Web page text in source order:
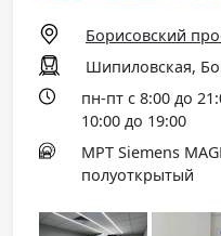
Борисовский
Шипиловская,
пн-пт с 8:00 до
10:00 до 19:00
МРТ Siemens
полуоткрытый